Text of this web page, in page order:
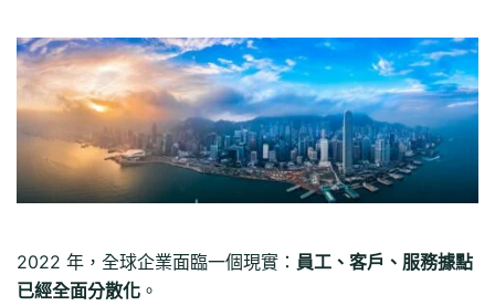
2022 年，全球企業面臨一個現實： 員工、客戶、服務據點
已經全面分散化 。